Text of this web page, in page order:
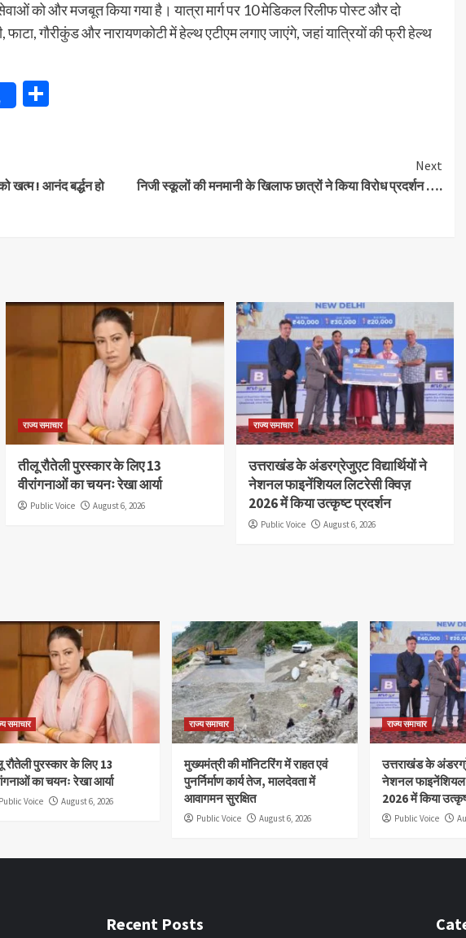
को और मजबूत किया गया है। यात्रा मार्ग पर 10 मेडिकल रिलीफ पोस्ट और दो
गौरीकुंड और नारायणकोटी में हेल्थ एटीएम लगाए जाएंगे, जहां यात्रियों की फ्री हेल्थ
खत्म ! आनंद बर्द्धन हो
Next
निजी स्कूलों की मनमानी के खिलाफ छात्रों ने किया विरोध प्रदर्शन ….
राज्य समाचार
तीलू रौतेली पुरस्कार के लिए 13
वीरांगनाओं का चयनः रेखा आर्या
Public Voice August 6, 2026
राज्य समाचार
उत्तराखंड के अंडरग्रेजुएट विद्यार्थियों ने
नेशनल फाइनेंशियल लिटरेसी क्विज़
2026 में किया उत्कृष्ट प्रदर्शन
Public Voice August 6, 2026
समाचार
रौतेली पुरस्कार के लिए 13
का चयनः रेखा आर्या
Public Voice August 6, 2026
राज्य समाचार
मुख्यमंत्री की मॉनिटरिंग में राहत एवं
पुनर्निर्माण कार्य तेज, मालदेवता में
आवागमन सुरक्षित
Public Voice August 6, 2026
राज्य समाचार
उत्तराखंड के
नेशनल फाइनेंशियल
2026 में किया
Public Voice
Recent Posts